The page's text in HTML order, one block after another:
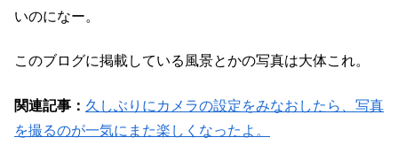
いのになー。
このブログに掲載している風景とかの写真は大体これ。
関連記事： 久しぶりにカメラの設定をみなおしたら、写真
を撮るのが一気にまた楽しくなったよ。